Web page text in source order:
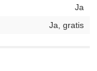
Ja
Ja, gratis